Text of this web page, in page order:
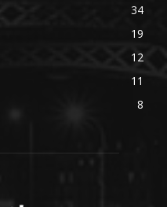
34
19
12
11
8